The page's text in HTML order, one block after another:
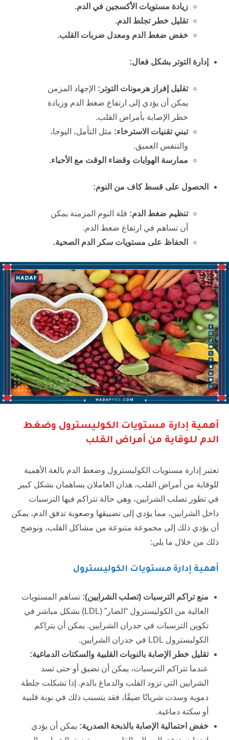
زيادة مستويات الأكسجين في الدم.
تقليل خطر تجلط الدم.
خفض ضغط الدم ومعدل ضربات القلب.
إدارة التوتر بشكل فعال:
تقليل إفراز هرمونات التوتر: الإجهاد المزمن
يمكن أن يؤدي إلى ارتفاع ضغط الدم وزيادة
خطر الإصابة بأمراض القلب.
تبني تقنيات الاسترخاء: مثل التأمل، اليوجا،
والتنفس العميق.
ممارسة الهوايات وقضاء الوقت مع الأحباء.
الحصول على قسط كاف من النوم:
تنظيم ضغط الدم: قلة النوم المزمنة يمكن
أن تساهم في ارتفاع ضغط الدم.
الحفاظ على مستويات سكر الدم الصحية.
أهمية إدارة مستويات الكوليسترول وضغط
الدم للوقاية من أمراض القلب
تعتبر إدارة مستويات الكوليسترول وضغط الدم بالغة الأهمية
للوقاية من أمراض القلب، هذان العاملان يساهمان بشكل كبير
في تطور تصلب الشرايين، وهي حالة تتراكم فيها الترسبات
داخل الشرايين، مما يؤدي إلى تضييقها وصعوبة تدفق الدم، يمكن
أن يؤدي ذلك إلى مجموعة متنوعة من مشاكل القلب، ونوضح
ذلك من خلال ما يلي:
أهمية إدارة مستويات الكوليسترول
منع تراكم الترسبات (تصلب الشرايين): تساهم المستويات
العالية من الكوليسترول “الضار” (LDL) بشكل مباشر في
تكوين الترسبات في جدران الشرايين. يمكن أن يتراكم
الكوليسترول LDL في جدران الشرايين.
تقليل خطر الإصابة بالنوبات القلبية والسكتات الدماغية:
عندما تتراكم الترسبات، يمكن أن تضيق أو حتى تسد
الشرايين التي تزود القلب والدماغ بالدم. إذا تشكلت جلطة
دموية وسدت شريانًا ضيقًا، فقد يتسبب ذلك في نوبة قلبية
أو سكتة دماغية.
خفض احتمالية الإصابة بالذبحة الصدرية: يمكن أن يؤدي